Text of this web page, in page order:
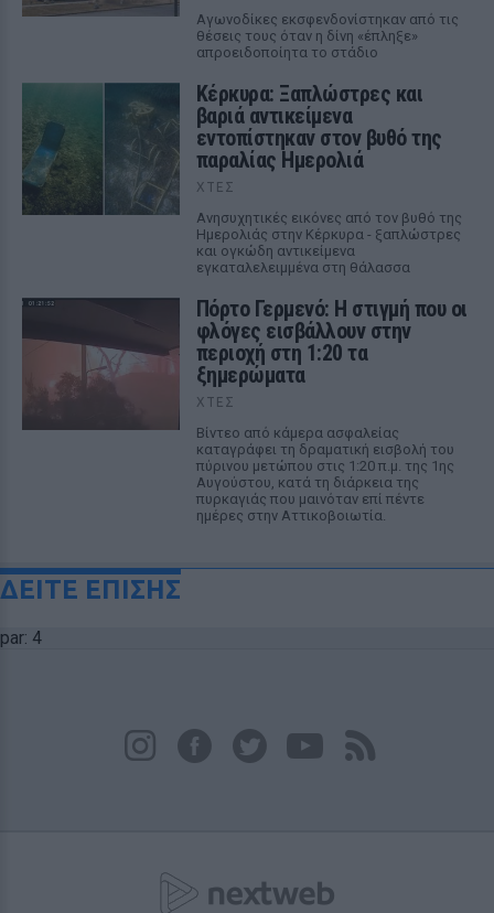
Αγωνοδίκες εκσφενδονίστηκαν από τις
θέσεις τους όταν η δίνη «έπληξε»
απροειδοποίητα το στάδιο
Κέρκυρα: Ξαπλώστρες και
βαριά αντικείμενα
εντοπίστηκαν στον βυθό της
παραλίας Ημερολιά
ΧΤΕΣ
Ανησυχητικές εικόνες από τον βυθό της
Ημερολιάς στην Κέρκυρα - ξαπλώστρες
και ογκώδη αντικείμενα
εγκαταλελειμμένα στη θάλασσα
Πόρτο Γερμενό: Η στιγμή που οι
φλόγες εισβάλλουν στην
περιοχή στη 1:20 τα
ξημερώματα
ΧΤΕΣ
Βίντεο από κάμερα ασφαλείας
καταγράφει τη δραματική εισβολή του
πύρινου μετώπου στις 1:20 π.μ. της 1ης
Αυγούστου, κατά τη διάρκεια της
πυρκαγιάς που μαινόταν επί πέντε
ημέρες στην Αττικοβοιωτία.
ΔΕΙΤΕ ΕΠΙΣΗΣ
par: 4